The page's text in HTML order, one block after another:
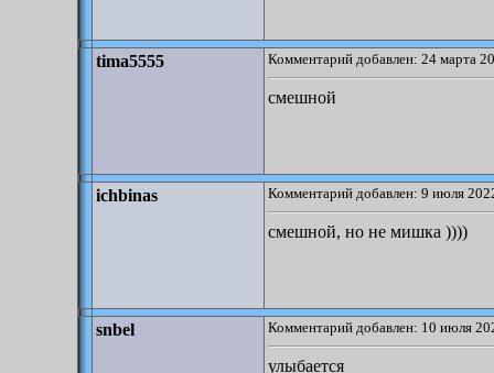
tima5555 Комментарий добавлен: 24 марта
смешной
ichbinas Комментарий добавлен: 9 июля
смешной, но не мишка ))))
snbel Комментарий добавлен: 10 июля
улыбается